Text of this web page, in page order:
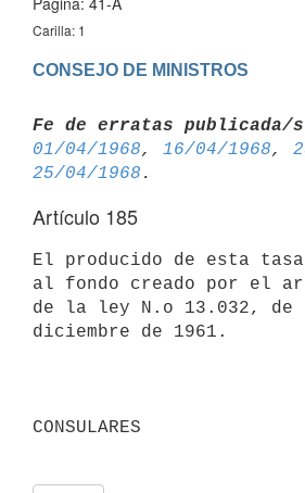
Carilla: 1
CONSEJO DE MINISTROS
Fe de erratas publicada/
01/04/1968, 16/04/1968,
25/04/1968
Artículo 185
El producido de esta
al fondo creado por el
de la ley N.o 13.032, de
diciembre de 1961.
CONSULARES